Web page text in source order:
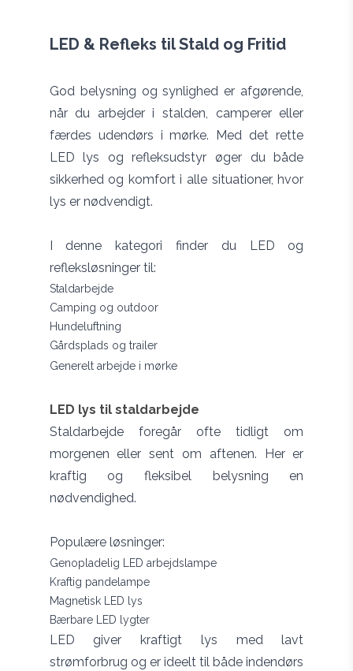
LED & Refleks til Stald og Fritid
God belysning og synlighed er afgørende,
når du arbejder i stalden, camperer eller
færdes udendørs i mørke. Med det rette
LED lys og refleksudstyr øger du både
sikkerhed og komfort i alle situationer, hvor
lys er nødvendigt.
I denne kategori finder du LED og
refleksløsninger til:
Staldarbejde
Camping og outdoor
Hundeluftning
Gårdsplads og trailer
Generelt arbejde i mørke
LED lys til staldarbejde
Staldarbejde foregår ofte tidligt om
morgenen eller sent om aftenen. Her er
kraftig og fleksibel belysning en
nødvendighed.
Populære løsninger:
Genopladelig LED arbejdslampe
Kraftig pandelampe
Magnetisk LED lys
Bærbare LED lygter
LED giver kraftigt lys med lavt
strømforbrug og er ideelt til både indendørs